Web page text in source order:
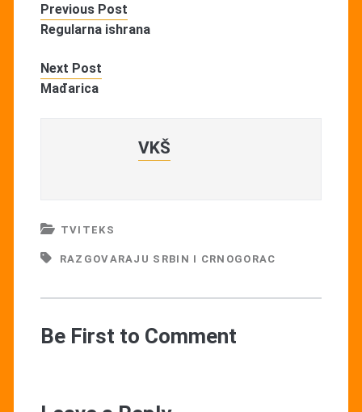
Previous Post
Regularna ishrana
Next Post
Mađarica
VKŠ
TVITEKS
RAZGOVARAJU SRBIN I CRNOGORAC
Be First to Comment